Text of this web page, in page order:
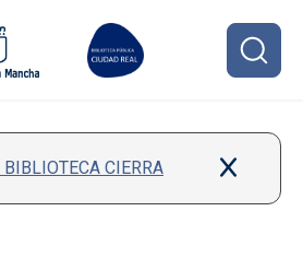
BIBLIOTECA CIERRA